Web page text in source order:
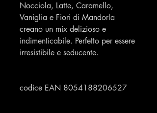
Nocciola, Latte, Caramello,
Vaniglia e Fiori di Mandorla
creano un mix delizioso e
indimenticabile. Perfetto per essere
irresistibile e seducente.
codice EAN 8054188206527